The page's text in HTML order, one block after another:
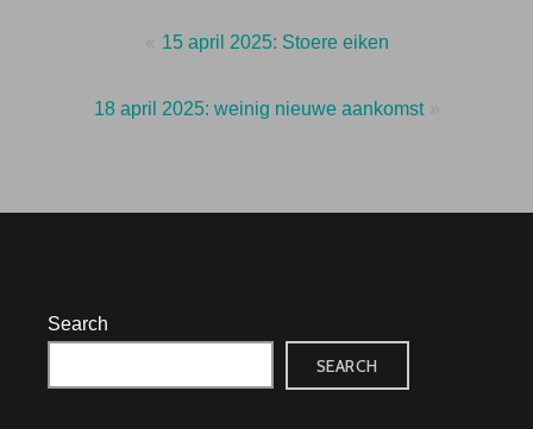
navigation
15 april 2025: Stoere eiken
18 april 2025: weinig nieuwe aankomst
Search
SEARCH